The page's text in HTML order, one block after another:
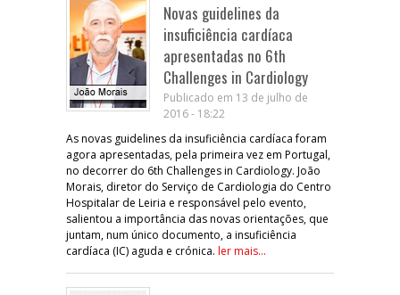
Novas guidelines da
insuficiência cardíaca
apresentadas no 6th
Challenges in Cardiology
Publicado em 13 de julho de
2016 - 18:22
As novas guidelines da insuficiência cardíaca foram
agora apresentadas, pela primeira vez em Portugal,
no decorrer do 6th Challenges in Cardiology. João
Morais, diretor do Serviço de Cardiologia do Centro
Hospitalar de Leiria e responsável pelo evento,
salientou a importância das novas orientações, que
juntam, num único documento, a insuficiência
cardíaca (IC) aguda e crónica. ler mais...